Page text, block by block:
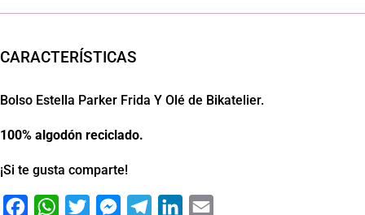
CARACTERÍSTICAS
Bolso Estella Parker Frida Y Olé de Bikatelier.
100% algodón reciclado.
¡Si te gusta comparte!